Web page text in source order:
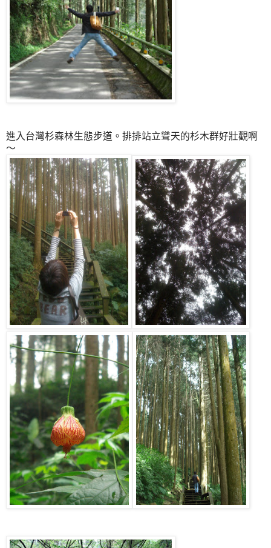
進入台灣杉森林生態步道。排排站立聳天的杉木群好壯觀啊
～